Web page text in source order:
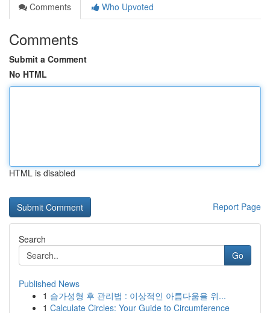
Comments
Who Upvoted
Comments
Submit a Comment
No HTML
HTML is disabled
Report Page
Search
Go
Published News
1 슴가성형 후 관리법 : 이상적인 아름다움을 위...
1 Calculate Circles: Your Guide to Circumference